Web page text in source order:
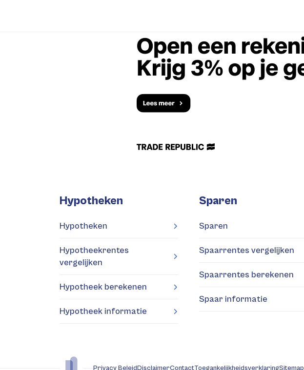
Hypotheken
Hypotheken
Hypotheekrentes
vergelijken
Hypotheek berekenen
Hypotheek informatie
Sparen
Sparen
Spaarrentes vergelijken
Spaarrentes berekenen
Spaar informatie
Privacy BeleidDisclaimerContactToegankelijkheidsverklaringSitemap